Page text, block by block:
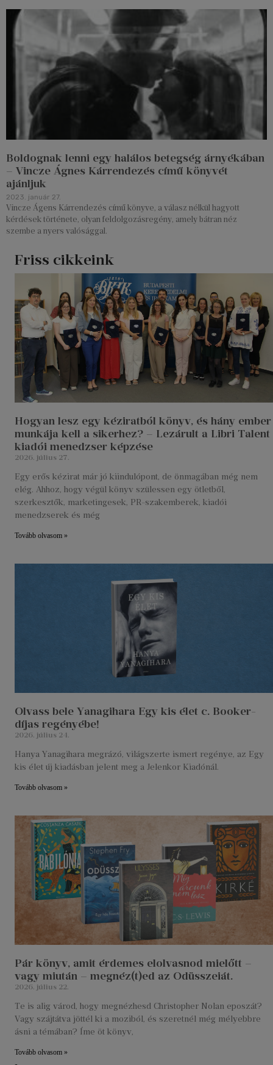
Boldognak lenni egy halálos betegség árnyékában
– Vincze Ágnes Kárrendezés című könyvét
ajánljuk
2023. január 27.
Vincze Ágens Kárrendezés című könyve, a válasz nélkül hagyott
kérdések története, olyan feldolgozásregény, amely bátran néz
szembe a nyers valósággal.
Friss cikkeink
Hogyan lesz egy kéziratból könyv, és hány ember
munkája kell a sikerhez? – Lezárult a Libri Talent
kiadói menedzser képzése
2026. július 27.
Egy erős kézirat már jó kiindulópont, de önmagában még nem
elég. Ahhoz, hogy végül könyv szülessen egy ötletből,
szerkesztők, marketingesek, PR-szakemberek, kiadói
menedzserek és még
Tovább olvasom »
Olvass bele Yanagihara Egy kis élet c. Booker-
díjas regényébe!
2026. július 24.
Hanya Yanagihara megrázó, világszerte ismert regénye, az Egy
kis élet új kiadásban jelent meg a Jelenkor Kiadónál.
Tovább olvasom »
Pár könyv, amit érdemes elolvasnod mielőtt –
vagy miután – megnéz(t)ed az Odüsszeiát.
2026. július 22.
Te is alig várod, hogy megnézhesd Christopher Nolan eposzát?
Vagy szájtátva jöttél ki a moziból, és szeretnél még mélyebbre
ásni a témában? Íme öt könyv,
Tovább olvasom »